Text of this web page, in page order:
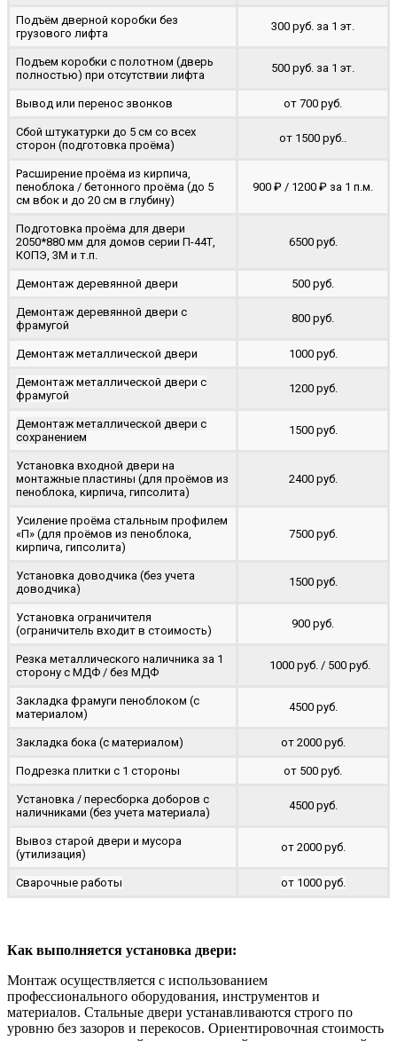
Подъём дверной коробки без
грузового лифта
300 руб. за 1 эт.
Подъем коробки с полотном (дверь
полностью) при отсутствии лифта
500 руб. за 1 эт.
Вывод или перенос звонков от 700 руб.
Сбой штукатурки до 5 см со всех
сторон (подготовка проёма)
от 1500 руб..
Расширение проёма из кирпича,
пеноблока / бетонного проёма (до 5
cм вбок и до 20 см в глубину)
900 ₽ / 1200 ₽ за 1 п.м.
Подготовка проёма для двери
2050*880 мм для домов серии П-44Т,
КОПЭ, 3М и т.п.
6500 руб.
Демонтаж деревянной двери 500 руб.
Демонтаж деревянной двери с
фрамугой
800 руб.
Демонтаж металлической двери 1000 руб.
Демонтаж металлической двери с
фрамугой
1200 руб.
Демонтаж металлической двери с
сохранением
1500 руб.
Установка входной двери на
монтажные пластины (для проёмов из
пеноблока, кирпича, гипсолита)
2400 руб.
Усиление проёма стальным профилем
«П» (для проёмов из пеноблока,
кирпича, гипсолита)
7500 руб.
Установка доводчика (без учета
доводчика)
1500 руб.
Установка ограничителя
(ограничитель входит в стоимость)
900 руб.
Резка металлического наличника за 1
сторону с МДФ / без МДФ
1000 руб. / 500 руб.
Закладка фрамуги пеноблоком (с
материалом)
4500 руб.
Закладка бока (с материалом) от 2000 руб.
Подрезка плитки с 1 стороны от 500 руб.
Установка / пересборка доборов с
наличниками (без учета материала)
4500 руб.
Вывоз старой двери и мусора
(утилизация)
от 2000 руб.
Сварочные работы от 1000 руб.
Как выполняется установка двери:
Монтаж осуществляется с использованием
профессионального оборудования, инструментов и
материалов. Стальные двери устанавливаются строго по
уровню без зазоров и перекосов. Ориентировочная стоимость